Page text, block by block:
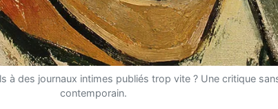
des journaux intimes publiés trop vite ? Une critique
contemporain.